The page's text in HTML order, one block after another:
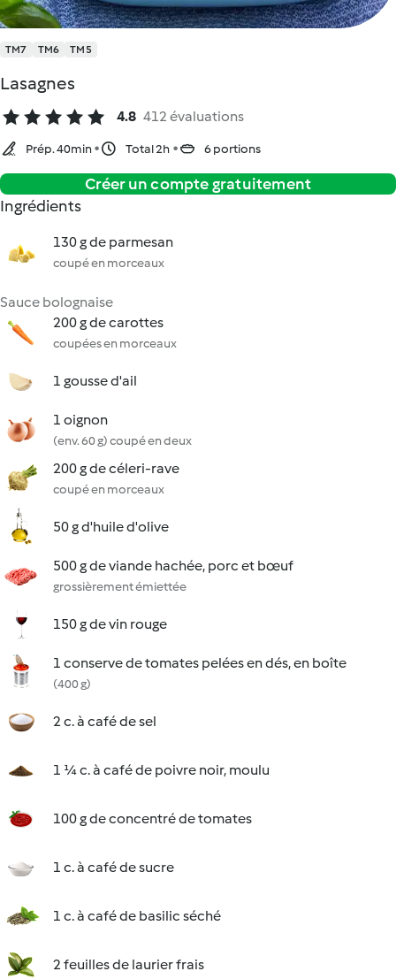
TM7 TM6 TM5
Lasagnes
4.8 412 évaluations
Prép. 40min Total 2h 6 portions
Créer un compte gratuitement
Ingrédients
130 g de parmesan
coupé en morceaux
Sauce bolognaise
200 g de carottes
coupées en morceaux
1 gousse d'ail
1 oignon
(env. 60 g) coupé en deux
200 g de céleri-rave
coupé en morceaux
50 g d'huile d'olive
500 g de viande hachée, porc et bœuf
grossièrement émiettée
150 g de vin rouge
1 conserve de tomates pelées en dés, en boîte
(400 g)
2 c. à café de sel
1 ¼ c. à café de poivre noir, moulu
100 g de concentré de tomates
1 c. à café de sucre
1 c. à café de basilic séché
2 feuilles de laurier frais